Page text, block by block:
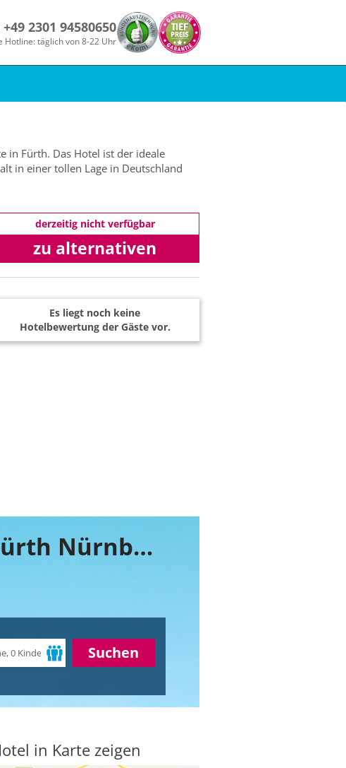
2301 94580650
Hotline: täglich von 8-22 Uhr
in Fürth. Das Hotel ist der ideale
in einer tollen Lage in Deutschland
derzeitig nicht verfügbar
zu alternativen
Angeboten
Es liegt noch keine
Hotelbewertung der Gäste vor.
Buchen Sie jetzt ihr Zimmer im NH Fürth Nürnberg
Suchen
in Karte zeigen